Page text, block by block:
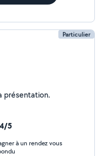
Particulier
Je n'ai pas encore renseigné ma présentation.
5
à un rendez vous